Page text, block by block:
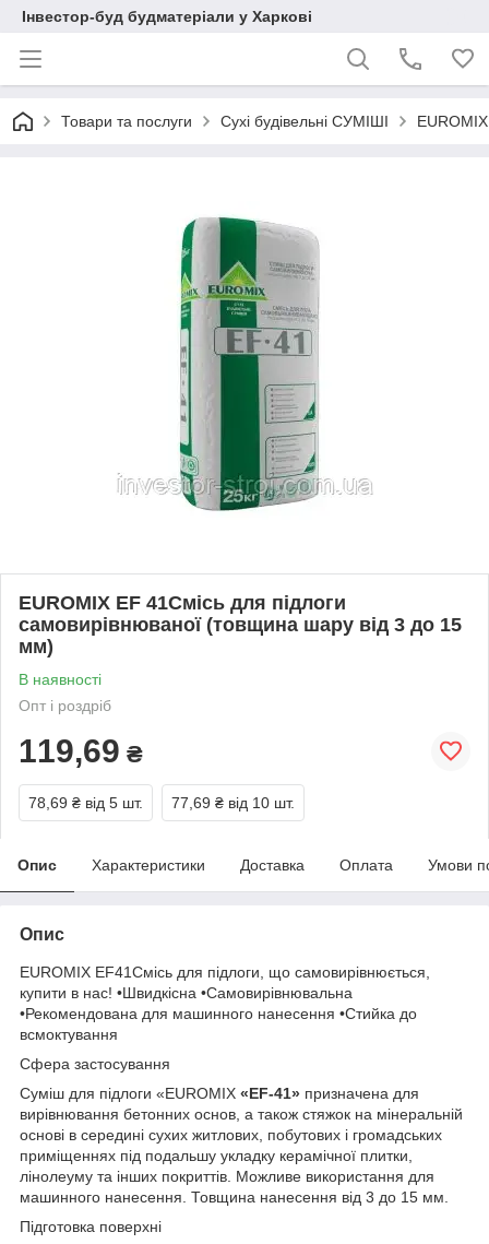
Інвестор-буд будматеріали у Харкові
Товари та послуги Сухі будівельні СУМІШІ
EUROMIX EF 41Смісь для підлоги
самовирівнюваної (товщина шару від 3 до 15
мм)
В наявності
Опт і роздріб
119,69 ₴
78,69 ₴ від 5 шт. 77,69 ₴ від 10 шт.
Опис Характеристики Доставка Оплата Умови
Опис
EUROMIX EF41Смісь для підлоги, що самовирівнюється,
купити в нас! •Швидкісна •Самовирівнювальна
•Рекомендована для машинного нанесення •Стийка до
всмоктування
Сфера застосування
Суміш для підлоги «EUROMIX «EF-41» призначена для
вирівнювання бетонних основ, а також стяжок на мінеральній
основі в середині сухих житлових, побутових і громадських
приміщеннях під подальшу укладку керамічної плитки,
лінолеуму та інших покриттів. Можливе використання для
машинного нанесення. Товщина нанесення від 3 до 15 мм.
Підготовка поверхні